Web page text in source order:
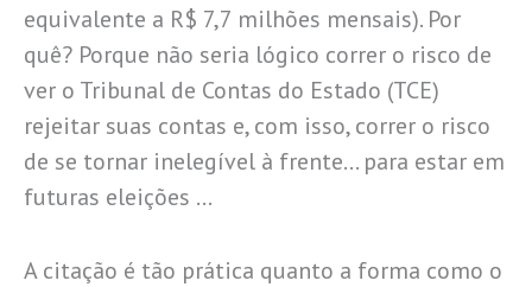
equivalente a R$ 7,7 milhões mensais). Por
quê? Porque não seria lógico correr o risco de
ver o Tribunal de Contas do Estado (TCE)
rejeitar suas contas e, com isso, correr o risco
de se tornar inelegível à frente… para estar em
futuras eleições …
A citação é tão prática quanto a forma como o